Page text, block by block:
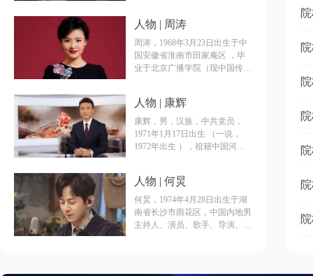
病在京逝世，享年87岁。
人物 | 周涛
周涛，1968年3月23日出生于中
国安徽省淮南市田家庵区 ，毕
业于北京广播学院（现中国传媒
员、中共党员、播音指导（正
高）职称 、国务院“政府特殊津
贴”享受者、中宣部“四个一
批”人才、“五一”劳动奖章 、中
术总监、保利演出有限公司董事
长。
人物 | 康辉
康辉，男，汉族，中共党员，
1971年1月17日出生 （一说，
1972年出生 ），祖籍中国河北
业于北京大学新闻与传播专业，
博士毕业于中国传媒大学广播电
视学专业。中国内地节目主持
人、新闻播音员、央视新闻中心
人物 | 何炅
何炅，1974年4月28日出生于湖
南省长沙市雨花区，中国内地男
主持人、演员、歌手、导演、作